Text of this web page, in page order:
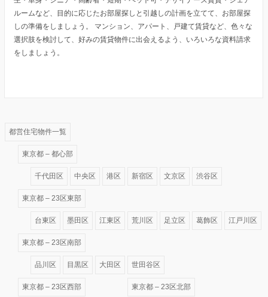
ルームなど、目的に応じたお部屋探しと引越しの計画を立てて、お部屋探
しの準備をしましょう。 マンション、アパート、戸建て賃貸など、色々な
選択肢を検討して、好みの賃貸物件に出会えるよう、いろいろな資料請求
をしましょう。
都営住宅物件一覧
東京都 – 都心部
千代田区 中央区 港区 新宿区 文京区 渋谷区
東京都 – 23区東部
台東区 墨田区 江東区 荒川区 足立区 葛飾区 江戸川区
東京都 – 23区南部
品川区 目黒区 大田区 世田谷区
東京都 – 23区西部 東京都 – 23区北部